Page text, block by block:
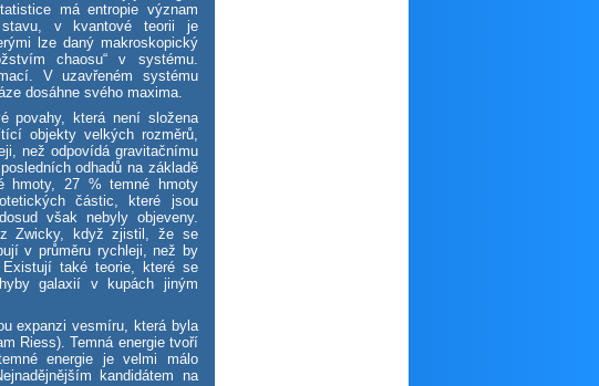
má entropie význam
stavu, v kvantové teorii je
lze daný makroskopický
chaosu“ v systému.
V uzavřeném systému
dosáhne svého maxima.
povahy, která není složena
objekty velkých rozměrů,
než odpovídá gravitačnímu
odhadů na základě
hmoty, 27 % temné hmoty
částic, které jsou
však nebyly objeveny.
Zwicky, když zjistil, že se
v průměru rychleji, než by
také teorie, které se
galaxií v kupách jiným
expanzi vesmíru, která byla
Riess). Temná energie tvoří
energie je velmi málo
kandidátem na